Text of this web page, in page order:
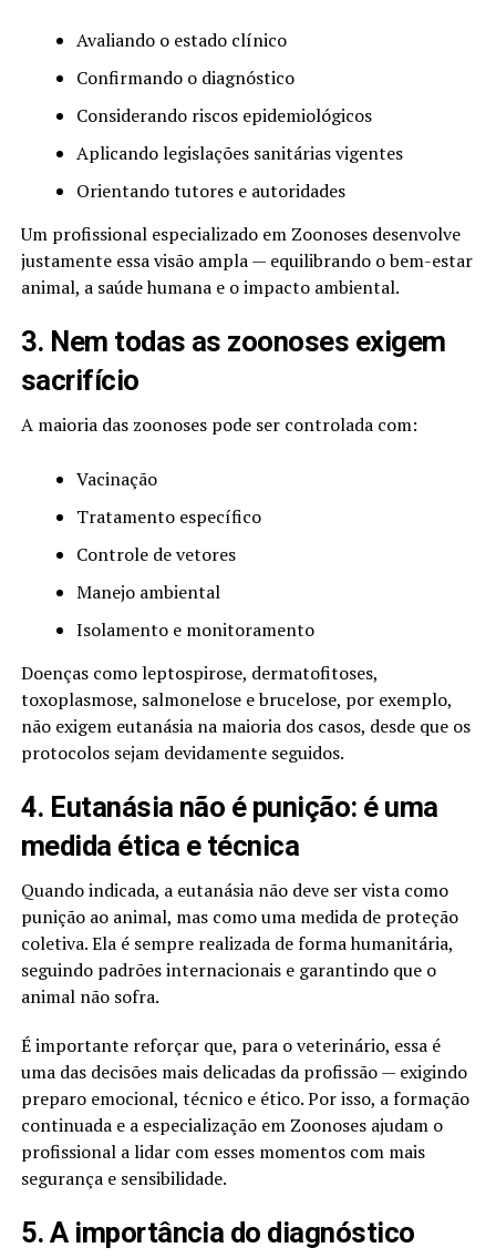
Avaliando o estado clínico
Confirmando o diagnóstico
Considerando riscos epidemiológicos
Aplicando legislações sanitárias vigentes
Orientando tutores e autoridades
Um profissional especializado em Zoonoses desenvolve
justamente essa visão ampla — equilibrando o bem-estar
animal, a saúde humana e o impacto ambiental.
3. Nem todas as zoonoses exigem
sacrifício
A maioria das zoonoses pode ser controlada com:
Vacinação
Tratamento específico
Controle de vetores
Manejo ambiental
Isolamento e monitoramento
Doenças como leptospirose, dermatofitoses,
toxoplasmose, salmonelose e brucelose, por exemplo,
não exigem eutanásia na maioria dos casos, desde que os
protocolos sejam devidamente seguidos.
4. Eutanásia não é punição: é uma
medida ética e técnica
Quando indicada, a eutanásia não deve ser vista como
punição ao animal, mas como uma medida de proteção
coletiva. Ela é sempre realizada de forma humanitária,
seguindo padrões internacionais e garantindo que o
animal não sofra.
É importante reforçar que, para o veterinário, essa é
uma das decisões mais delicadas da profissão — exigindo
preparo emocional, técnico e ético. Por isso, a formação
continuada e a especialização em Zoonoses ajudam o
profissional a lidar com esses momentos com mais
segurança e sensibilidade.
5. A importância do diagnóstico